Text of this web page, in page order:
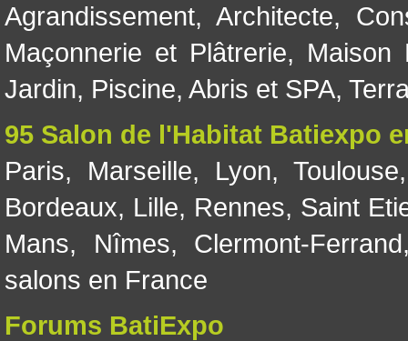
Agrandissement, Architecte,
Maçonnerie et Plâtrerie, Maison
Jardin, Piscine, Abris et SPA,
95 Salon de l'Habitat Batiexpo
Paris, Marseille, Lyon, Toulouse
Bordeaux, Lille, Rennes, Saint
Mans, Nîmes, Clermont-Ferrand
salons en France
Forums BatiExpo